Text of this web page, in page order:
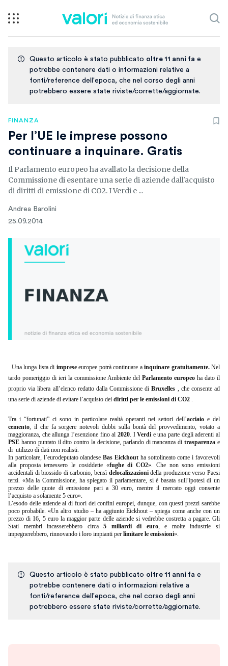
Questo articolo è stato pubblicato oltre 11 anni fa e
potrebbe contenere dati o informazioni relative a
fonti/reference dell'epoca, che nel corso degli anni
potrebbero essere state riviste/corrette/aggiornate.
FINANZA
Per l’UE le imprese possono
continuare a inquinare. Gratis
Il Parlamento europeo ha avallato la decisione della
Commissione di esentare una serie di aziende dall'acquisto
di diritti di emissione di CO2. I Verdi e ...
Andrea Barolini
25.09.2014
Una lunga lista di imprese europee potrà continuare ainquinare gratuitamente. Nel
tardo pomeriggio di ieri la commissione Ambiente del Parlamento europeo ha dato il
proprio via libera all’elenco redatto dalla Commissione diBruxelles , che consente ad
una serie di aziende di evitare l’acquisto dei diritti per le emissioni di CO2 .
Tra i “fortunati” ci sono in particolare realtà operanti nei settori dell’acciaio e del
cemento, il che fa sorgere notevoli dubbi sulla bontà del provvedimento, votato a
maggioranza, che allunga l’esenzione fino al 2020. IVerdi e una parte degli aderenti al
PSE hanno puntato il dito contro la decisione, parlando di mancanza ditrasparenza e
di utilizzo di dati non realisti.
In particolare, l’eurodeputato olandeseBas Eickhout ha sottolineato come i favorevoli
alla proposta temessero le cosiddette «fughe di CO2». Che non sono emissioni
accidentali di biossido di carbonio, bensì delocalizzazionidella produzione verso Paesi
terzi. «Ma la Commissione, ha spiegato il parlamentare, si è basata sull’ipotesi di un
prezzo delle quote di emissione pari a 30 euro, mentre il mercato oggi consente
l’acquisto a solamente 5 euro».
L’esodo delle aziende al di fuori dei confini europei, dunque, con questi prezzi sarebbe
poco probabile. «Un altro studio – ha aggiunto Eickhout – spiega come anche con un
prezzo di 16, 5 euro la maggior parte delle aziende si vedrebbe costretta a pagare. Gli
Stati membri incasserebbero circa5 miliardi di euro, e molte industrie si
impegnerebbero, rinnovando i loro impianti per limitare le emissioni».
Questo articolo è stato pubblicato oltre 11 anni fa e
potrebbe contenere dati o informazioni relative a
fonti/reference dell'epoca, che nel corso degli anni
potrebbero essere state riviste/corrette/aggiornate.